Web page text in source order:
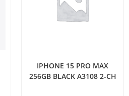
IPHONE 15 PRO MAX
256GB BLACK A3108 2-CH